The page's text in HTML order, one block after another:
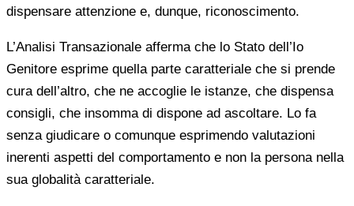
dispensare attenzione e, dunque, riconoscimento.
L’Analisi Transazionale afferma che lo Stato dell’Io
Genitore esprime quella parte caratteriale che si prende
cura dell’altro, che ne accoglie le istanze, che dispensa
consigli, che insomma di dispone ad ascoltare. Lo fa
senza giudicare o comunque esprimendo valutazioni
inerenti aspetti del comportamento e non la persona nella
sua globalità caratteriale.